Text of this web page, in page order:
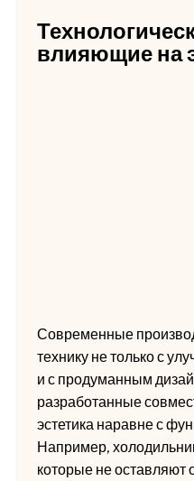
влияющие на
Современные
технику не только с
и с продуманным
разработанные
эстетика наравне с
Например,
которые не оставляют